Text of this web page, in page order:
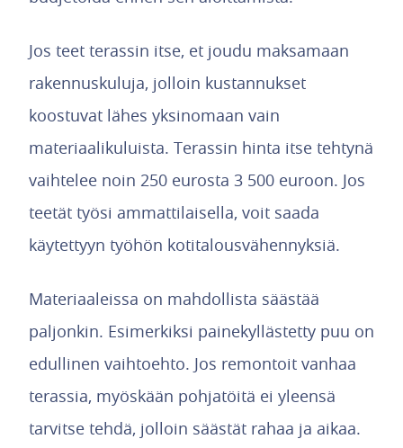
Jos teet terassin itse, et joudu maksamaan
rakennuskuluja, jolloin kustannukset
koostuvat lähes yksinomaan vain
materiaalikuluista. Terassin hinta itse tehtynä
vaihtelee noin 250 eurosta 3 500 euroon. Jos
teetät työsi ammattilaisella, voit saada
käytettyyn työhön kotitalousvähennyksiä.
Materiaaleissa on mahdollista säästää
paljonkin. Esimerkiksi painekyllästetty puu on
edullinen vaihtoehto. Jos remontoit vanhaa
terassia, myöskään pohjatöitä ei yleensä
tarvitse tehdä, jolloin säästät rahaa ja aikaa.